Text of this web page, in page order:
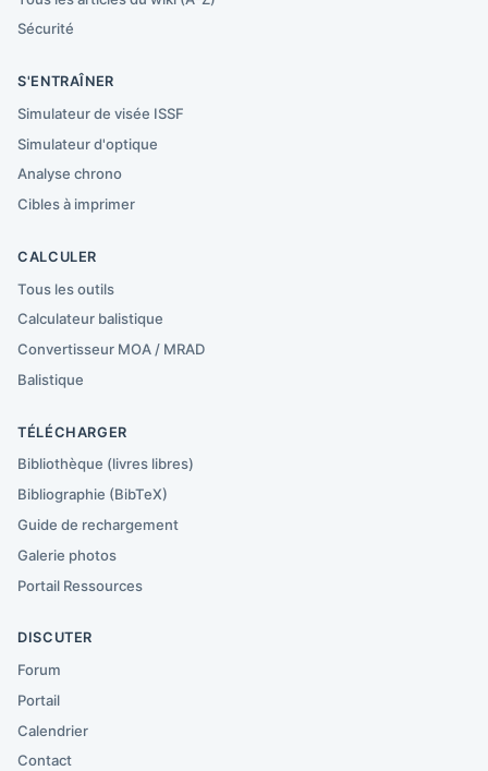
Sécurité
S'ENTRAÎNER
Simulateur de visée ISSF
Simulateur d'optique
Analyse chrono
Cibles à imprimer
CALCULER
Tous les outils
Calculateur balistique
Convertisseur MOA / MRAD
Balistique
TÉLÉCHARGER
Bibliothèque (livres libres)
Bibliographie (BibTeX)
Guide de rechargement
Galerie photos
Portail Ressources
DISCUTER
Forum
Portail
Calendrier
Contact